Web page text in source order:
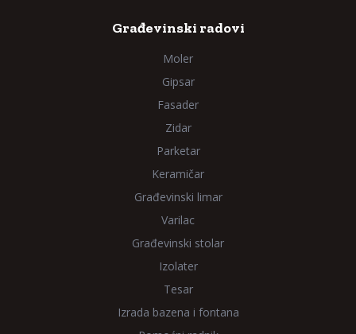
Građevinski radovi
Moler
Gipsar
Fasader
Zidar
Parketar
Keramičar
Građevinski limar
Varilac
Građevinski stolar
Izolater
Tesar
Izrada bazena i fontana